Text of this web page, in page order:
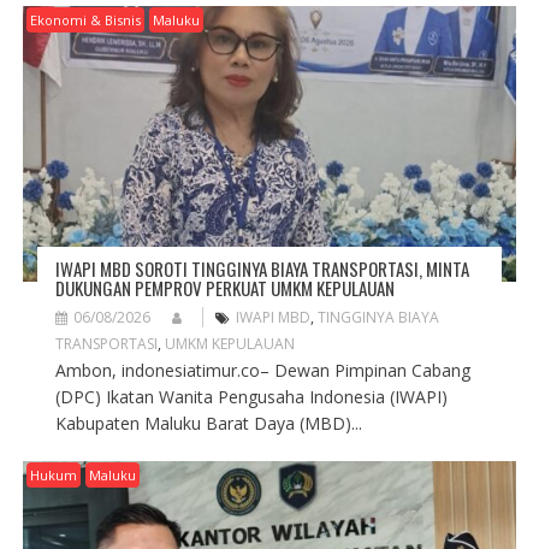
Ekonomi & Bisnis Maluku
IWAPI MBD SOROTI TINGGINYA BIAYA TRANSPORTASI, MINTA
DUKUNGAN PEMPROV PERKUAT UMKM KEPULAUAN
06/08/2026 IWAPI MBD, TINGGINYA BIAYA
TRANSPORTASI, UMKM KEPULAUAN
Ambon, indonesiatimur.co– Dewan Pimpinan Cabang
(DPC) Ikatan Wanita Pengusaha Indonesia (IWAPI)
Kabupaten Maluku Barat Daya (MBD)...
Hukum Maluku